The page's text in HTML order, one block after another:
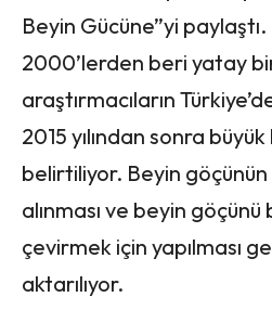
Beyin Gücüne”yi
2000’lerden beri yatay
araştırmacıların
2015 yılından sonra
belirtiliyor. Beyin
alınması ve beyin
çevirmek için yapılması
aktarılıyor.